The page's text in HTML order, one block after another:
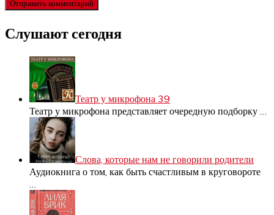
Слушают сегодня
Театр у микрофона 39
Театр у микрофона представляет очередную подборку
Слова, которые нам не говорили родители
Аудиокнига о том, как быть счастливым в круговороте